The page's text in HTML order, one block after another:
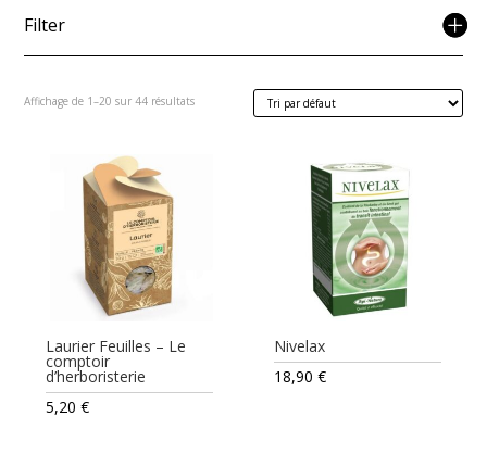
Filter
Affichage de 1–20 sur 44 résultats
Laurier Feuilles – Le
comptoir
d’herboristerie
5,20€
Nivelax
18,90€